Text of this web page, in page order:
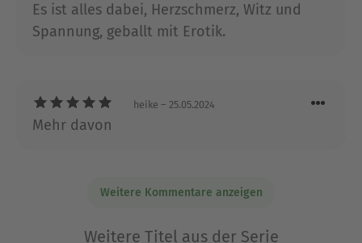
Es ist alles dabei, Herzschmerz, Witz und
Spannung, geballt mit Erotik.
heike – 25.05.2024
Mehr davon
Weitere Kommentare anzeigen
Weitere Titel aus der Serie